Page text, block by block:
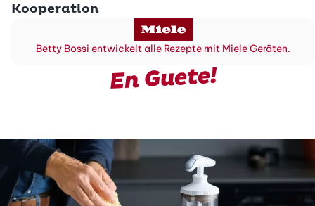
Kooperation
Betty Bossi entwickelt alle Rezepte mit Miele Geräten.
En Guete!